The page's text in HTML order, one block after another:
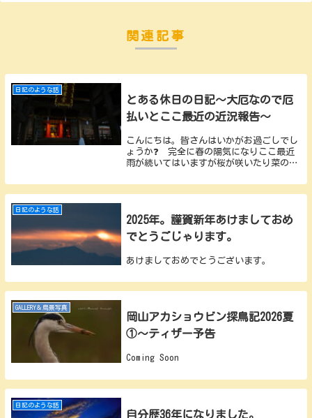
関連記事
日記のような話
とある休日の日記～大厄なので厄
払いとここ最近の近況報告～
こんにちは。皆さんはいかがお過ごしでし
ょうか❓ 完全に春の陽気になりここ最近
雨が続いてはいますが桜が咲いたり菜の花
じさせる今日この頃。 野鳥観察としても
春の渡りの時季にも重なりますので僕とし
日記のような話
2025年。謹賀新年あけましておめ
でとうごじゃります。
あけましておめでとうございます。
GALLERY＆鳥景写真
岡山アカショウビン探鳥記2026夏
①～ティザー予告
Coming Soon
日記のような話
自分歴36年になりました。